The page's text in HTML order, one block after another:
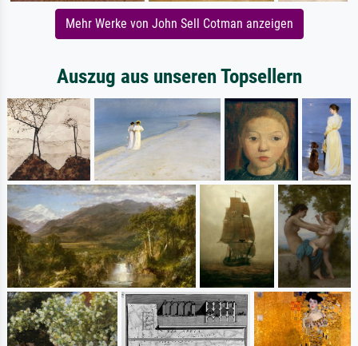
Mehr Werke von John Sell Cotman anzeigen
Auszug aus unseren Topsellern